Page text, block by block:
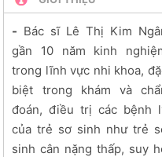
- Bác sĩ Lê Thị Kim
gần 10 năm kinh
trong lĩnh vực nhi khoa,
biệt trong khám và
đoán, điều trị các bệnh
của trẻ sơ sinh như trẻ
sinh cân nặng thấp, suy